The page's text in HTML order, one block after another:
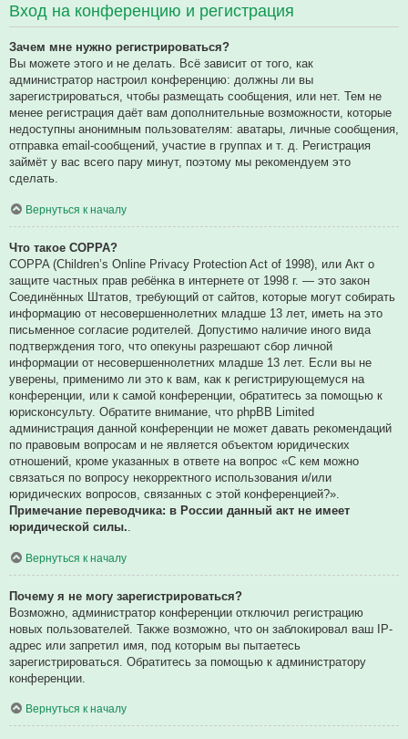
Вход на конференцию и регистрация
Зачем мне нужно регистрироваться?
Вы можете этого и не делать. Всё зависит от того, как
администратор настроил конференцию: должны ли вы
зарегистрироваться, чтобы размещать сообщения, или нет. Тем не
менее регистрация даёт вам дополнительные возможности, которые
недоступны анонимным пользователям: аватары, личные сообщения,
отправка email-сообщений, участие в группах и т. д. Регистрация
займёт у вас всего пару минут, поэтому мы рекомендуем это
сделать.
Вернуться к началу
Что такое COPPA?
COPPA (Children’s Online Privacy Protection Act of 1998), или Акт о
защите частных прав ребёнка в интернете от 1998 г. — это закон
Соединённых Штатов, требующий от сайтов, которые могут собирать
информацию от несовершеннолетних младше 13 лет, иметь на это
письменное согласие родителей. Допустимо наличие иного вида
подтверждения того, что опекуны разрешают сбор личной
информации от несовершеннолетних младше 13 лет. Если вы не
уверены, применимо ли это к вам, как к регистрирующемуся на
конференции, или к самой конференции, обратитесь за помощью к
юрисконсульту. Обратите внимание, что phpBB Limited
администрация данной конференции не может давать рекомендаций
по правовым вопросам и не является объектом юридических
отношений, кроме указанных в ответе на вопрос «С кем можно
связаться по вопросу некорректного использования и/или
юридических вопросов, связанных с этой конференцией?».
Примечание переводчика: в России данный акт не имеет
юридической силы..
Вернуться к началу
Почему я не могу зарегистрироваться?
Возможно, администратор конференции отключил регистрацию
новых пользователей. Также возможно, что он заблокировал ваш IP-
адрес или запретил имя, под которым вы пытаетесь
зарегистрироваться. Обратитесь за помощью к администратору
конференции.
Вернуться к началу